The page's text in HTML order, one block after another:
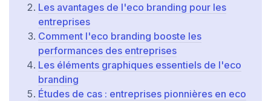
Les avantages de l'eco branding pour les
entreprises
Comment l'eco branding booste les
performances des entreprises
Les éléments graphiques essentiels de l'eco
branding
Études de cas : entreprises pionnières en eco